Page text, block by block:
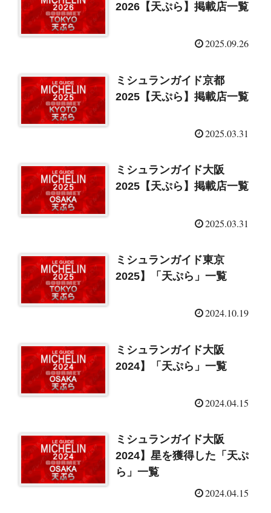
2026【天ぷら】掲載店一覧
2025.09.26
ミシュランガイド京都
2025【天ぷら】掲載店一覧
2025.03.31
ミシュランガイド大阪
2025【天ぷら】掲載店一覧
2025.03.31
ミシュランガイド東京
2025】「天ぷら」一覧
2024.10.19
ミシュランガイド大阪
2024】「天ぷら」一覧
2024.04.15
ミシュランガイド大阪
2024】星を獲得した「天ぷ
ら」一覧
2024.04.15